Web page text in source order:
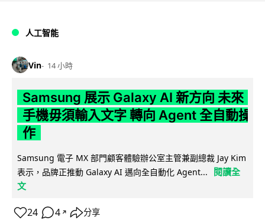
人工智能
Vin 14 小時
Samsung 展示 Galaxy AI 新方向 未來
手機毋須輸入文字 轉向 Agent 全自動操
作
Samsung 電子 MX 部門顧客體驗辦公室主管兼副總裁 Jay Kim
表示，品牌正推動 Galaxy AI 邁向全自動化 Agent...
閱讀全
文
24 4 ↗ 分享